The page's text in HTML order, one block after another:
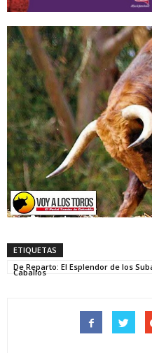
ETIQUETAS
De Reparto: El Esplendor de los
Caballos